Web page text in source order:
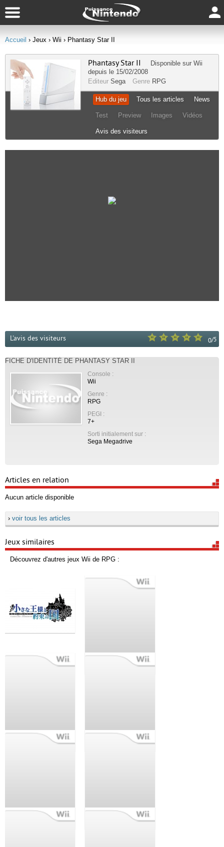
Accueil › Jeux › Wii › Phantasy Star II
Phantasy Star II Disponible sur Wii
depuis le 15/02/2008
Editeur Sega Genre RPG
Hub du jeu Tous les articles News
Test Preview Images Vidéos
Avis des visiteurs
0/5
L'avis des visiteurs
FICHE D'IDENTITÉ DE PHANTASY STAR II
Console :
Wii
Genre :
RPG
PEGI :
7+
Sorti initialement sur :
Sega Megadrive
Articles en relation
Aucun article disponible
› voir tous les articles
Jeux similaires
Découvrez d'autres jeux Wii de RPG :